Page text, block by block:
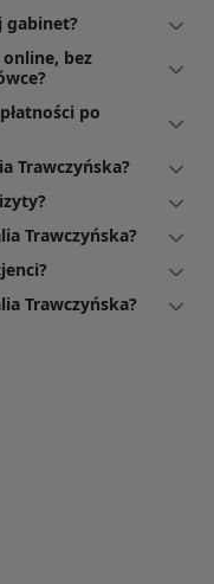
gabinet?
bez
po
Trawczyńska?
Trawczyńska?
Trawczyńska?